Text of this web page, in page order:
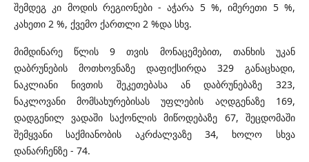
შემდეგ კი მოდის რეგიონები - აჭარა 5 %, იმერეთი 5 %,
კახეთი 2 %, ქვემო ქართლი 2 %და სხვ.
მიმდინარე წლის 9 თვის მონაცემებით, თანხის უკან
დაბრუნების მოთხოვნაზე დაფიქსირდა 329 განაცხადი,
ნაკლიანი ნივთის შეკეთებასა ან დაბრუნებაზე 323,
ნაკლოვანი მომსახურებისას უფლების აღდგენაზე 169,
დადგენილ ვადაში საქონლის მიწოდებაზე 67, შეცდომაში
შემყვანი საქმიანობის აკრძალვაზე 34, ხოლო სხვა
დანარჩენზე - 74.